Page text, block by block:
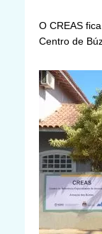
O CREAS
Centro de